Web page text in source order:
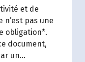
et de
n’est pas une
obligation*.
document,
un